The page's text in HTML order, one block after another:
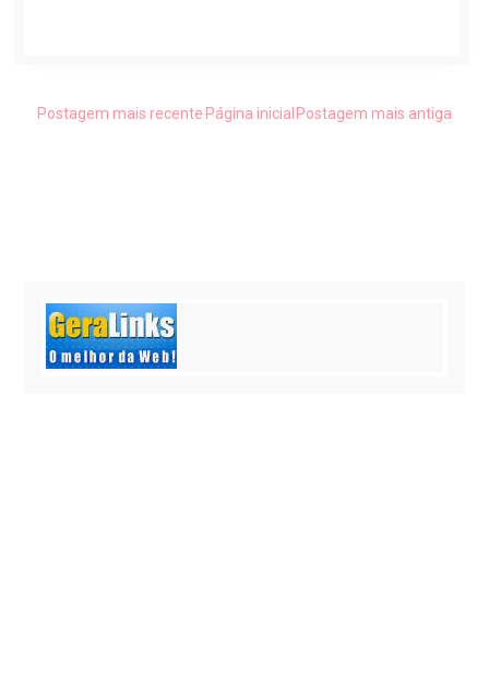
Postagem mais recente Postagem mais antiga
Página inicial